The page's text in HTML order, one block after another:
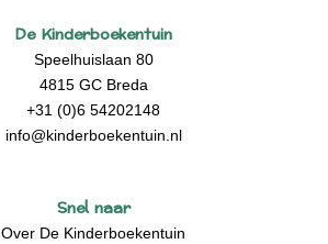
De Kinderboekentuin
Speelhuislaan 80
4815 GC Breda
+31 (0)6 54202148
info@kinderboekentuin.nl
Snel naar
Over De Kinderboekentuin